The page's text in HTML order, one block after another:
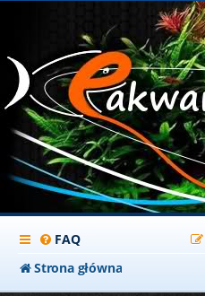
FAQ
Strona główna